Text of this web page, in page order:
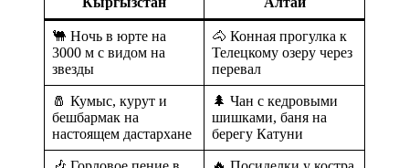
🐫 Ночь в юрте на
3000 м с видом на
звезды
🐴 Конная прогулка к
Телецкому озеру через
перевал
🧂 Кумыс, курут и
бешбармак на
настоящем дастархане
🌲 Чан с кедровыми
шишками, баня на
берегу Катуни